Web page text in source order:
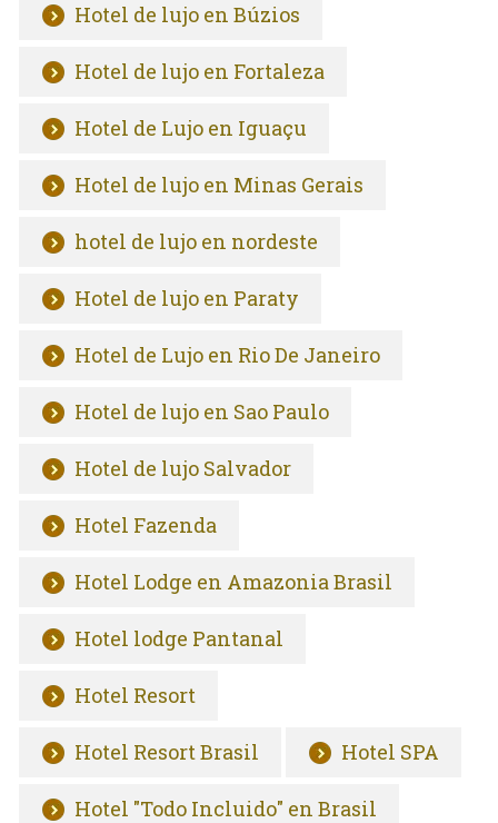
Hotel de lujo en Búzios
Hotel de lujo en Fortaleza
Hotel de Lujo en Iguaçu
Hotel de lujo en Minas Gerais
hotel de lujo en nordeste
Hotel de lujo en Paraty
Hotel de Lujo en Rio De Janeiro
Hotel de lujo en Sao Paulo
Hotel de lujo Salvador
Hotel Fazenda
Hotel Lodge en Amazonia Brasil
Hotel lodge Pantanal
Hotel Resort
Hotel Resort Brasil Hotel SPA
Hotel "Todo Incluido" en Brasil